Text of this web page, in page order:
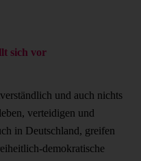
sich vor
und auch nichts
verteidigen und
in Deutschland, greifen
demokratische